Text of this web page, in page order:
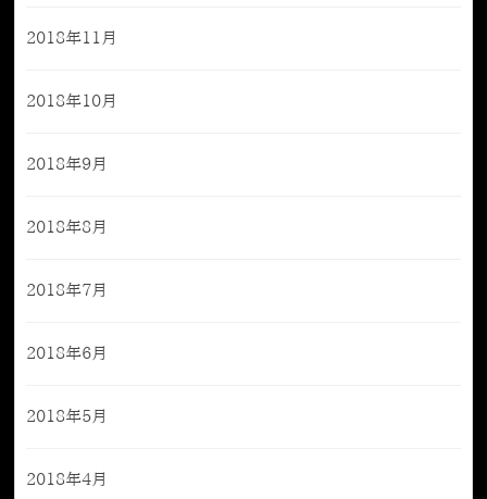
2018年11月
2018年10月
2018年9月
2018年8月
2018年7月
2018年6月
2018年5月
2018年4月